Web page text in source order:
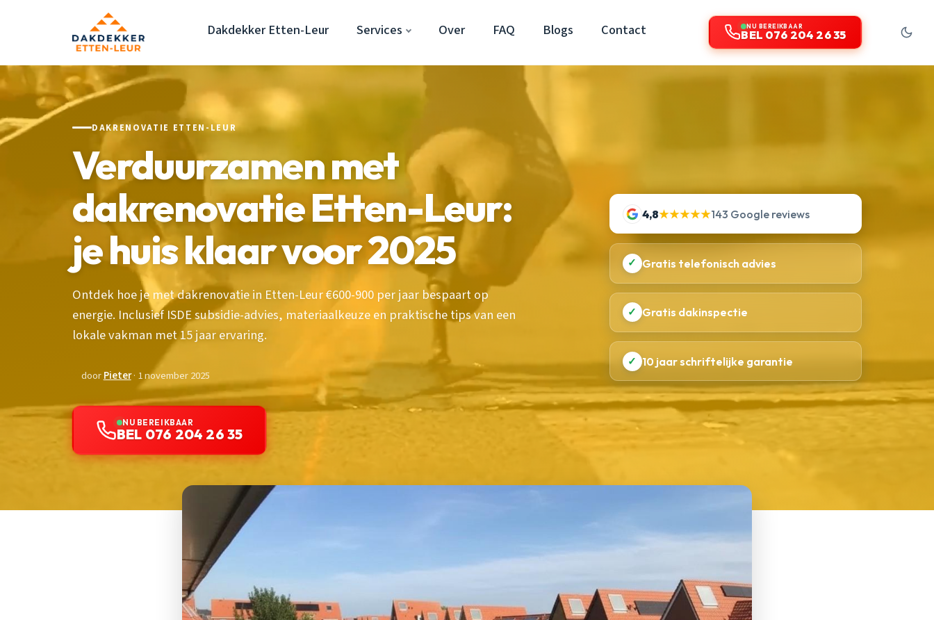
Dakdekker Etten-Leur Services Over FAQ Blogs Contact NU BEREIKBAAR
BEL 076 204 26 35
DAKRENOVATIE ETTEN-LEUR
Verduurzamen met
dakrenovatie Etten-Leur:
je huis klaar voor 2025
Ontdek hoe je met dakrenovatie in Etten-Leur €600-900 per jaar bespaart op
energie. Inclusief ISDE subsidie-advies, materiaalkeuze en praktische tips van een
lokale vakman met 15 jaar ervaring.
doorPieter· 1 november 2025
NU BEREIKBAAR
BEL 076 204 26 35
4,8★★★★★143 Google reviews
✓ Gratis telefonisch advies
✓ Gratis dakinspectie
✓ 10 jaar schriftelijke garantie